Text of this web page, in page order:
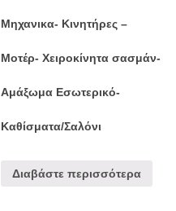
Μηχανικα- Κινητήρες –
Μοτέρ- Χειροκίνητα σασμάν-
Αμάξωμα Εσωτερικό-
Καθίσματα/Σαλόνι
Διαβάστε περισσότερα